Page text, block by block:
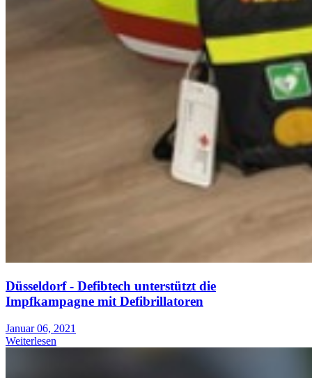
Düsseldorf - Defibtech unterstützt die
Impfkampagne mit Defibrillatoren
Januar 06, 2021
Weiterlesen